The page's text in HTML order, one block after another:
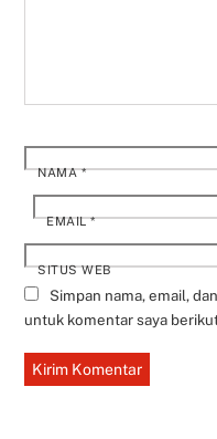
NAMA*
EMAIL*
SITUS WEB
Simpan nama, email,
untuk komentar saya